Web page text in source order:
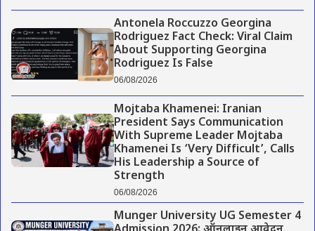
Antonela Roccuzzo Georgina
Rodriguez Fact Check: Viral Claim
About Supporting Georgina
Rodriguez Is False
06/08/2026
Mojtaba Khamenei: Iranian
President Says Communication
With Supreme Leader Mojtaba
Khamenei Is ‘Very Difficult’, Calls
His Leadership a Source of
Strength
06/08/2026
Munger University UG Semester 4